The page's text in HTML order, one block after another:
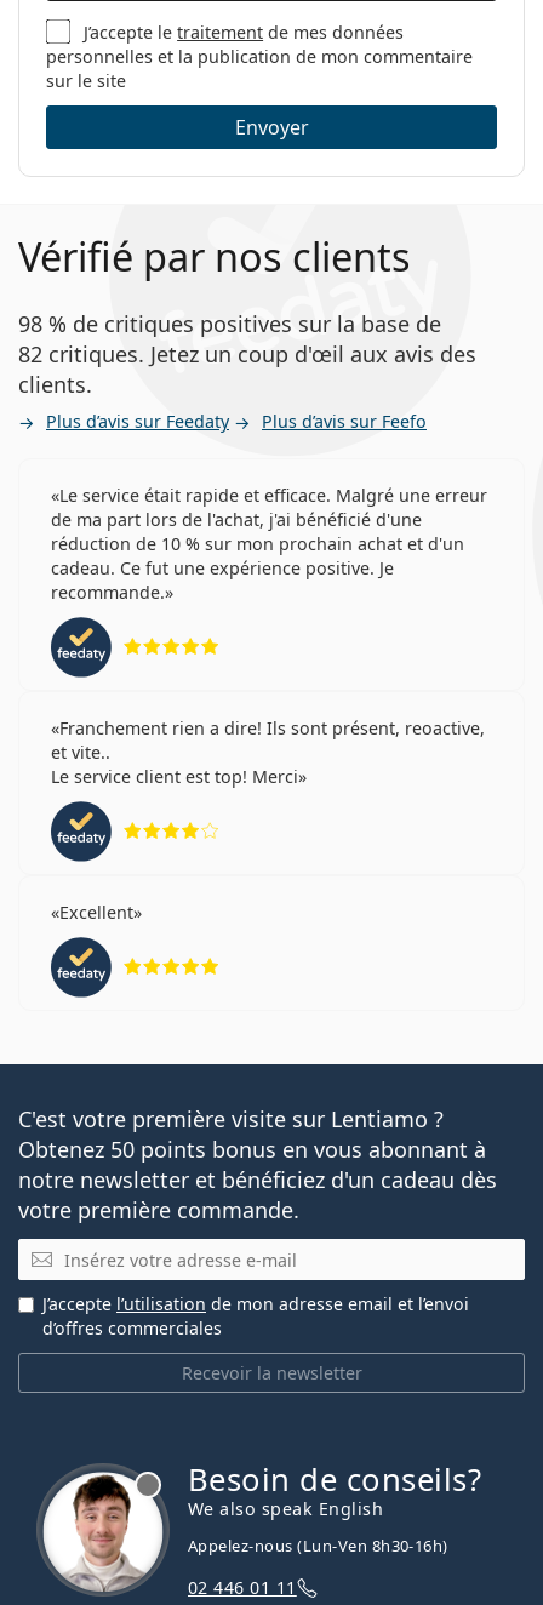
Code:
J’accepte letraitement de mes données
personnelles et la publication de mon commentaire
sur le site
Envoyer
Vérifié par nos clients
98 % de critiques positives sur la base de
82 critiques. Jetez un coup d'œil aux avis des
clients.
Plus d’avis sur Feedaty Plus d’avis sur Feefo
Le service était rapide et efficace. Malgré une erreur
de ma part lors de l'achat, j'ai bénéficié d'une
réduction de 10 % sur mon prochain achat et d'un
cadeau. Ce fut une expérience positive. Je
recommande.
Franchement rien a dire! Ils sont présent, reoactive,
et vite..
Le service client est top! Merci
Excellent
C'est votre première visite sur Lentiamo ?
Obtenez 50 points bonus en vous abonnant à
notre newsletter et bénéficiez d'un cadeau dès
votre première commande.
E-mail
Recevoir la newsletter
J’accepte l’utilisation de mon adresse email et l’envoi
d’offres commerciales
Besoin de conseils?
We also speak English
Appelez-nous (Lun-Ven 8h30-16h)
02 446 01 11